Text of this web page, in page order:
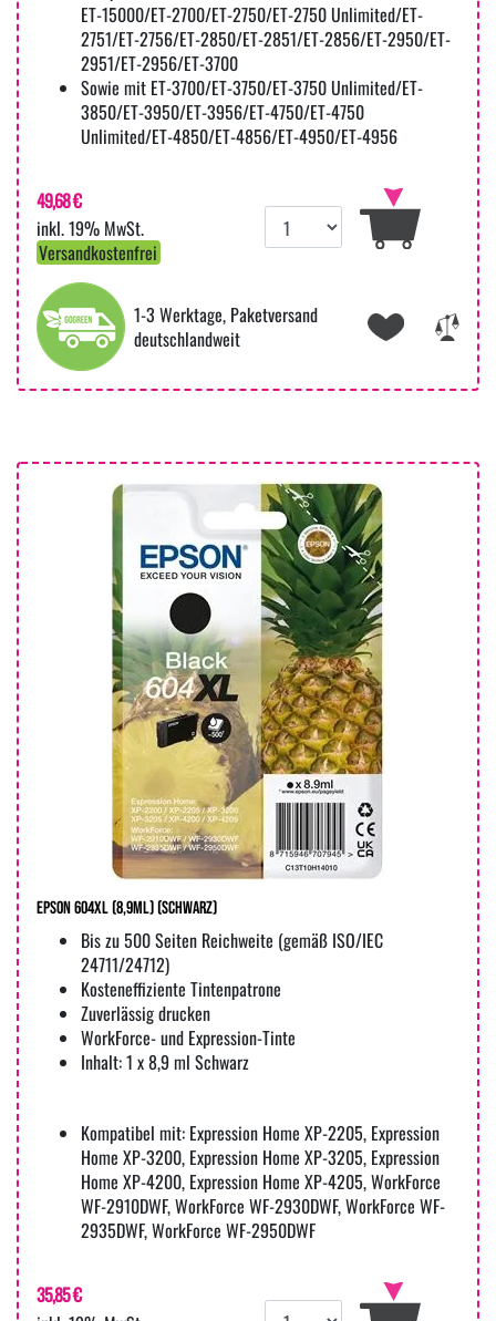
ET-15000/ET-2700/ET-2750/ET-2750 Unlimited/ET-
2751/ET-2756/ET-2850/ET-2851/ET-2856/ET-2950/ET-
2951/ET-2956/ET-3700
Sowie mit ET-3700/ET-3750/ET-3750 Unlimited/ET-
3850/ET-3950/ET-3956/ET-4750/ET-4750
Unlimited/ET-4850/ET-4856/ET-4950/ET-4956
49,68 €
inkl. 19% MwSt.
Versandkostenfrei
1-3 Werktage, Paketversand
deutschlandweit
Epson 604XL (8,9ml) (Schwarz)
Bis zu 500 Seiten Reichweite (gemäß ISO/IEC
24711/24712)
Kosteneffiziente Tintenpatrone
Zuverlässig drucken
WorkForce- und Expression-Tinte
Inhalt: 1 x 8,9 ml Schwarz
Kompatibel mit: Expression Home XP-2205, Expression
Home XP-3200, Expression Home XP-3205, Expression
Home XP-4200, Expression Home XP-4205, WorkForce
WF-2910DWF, WorkForce WF-2930DWF, WorkForce WF-
2935DWF, WorkForce WF-2950DWF
35,85 €